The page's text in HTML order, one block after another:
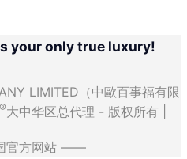
your only true luxury!
LIMITED（中歐百事福有限
®大中华区总代理 - 版权所有 |
官方网站 ——